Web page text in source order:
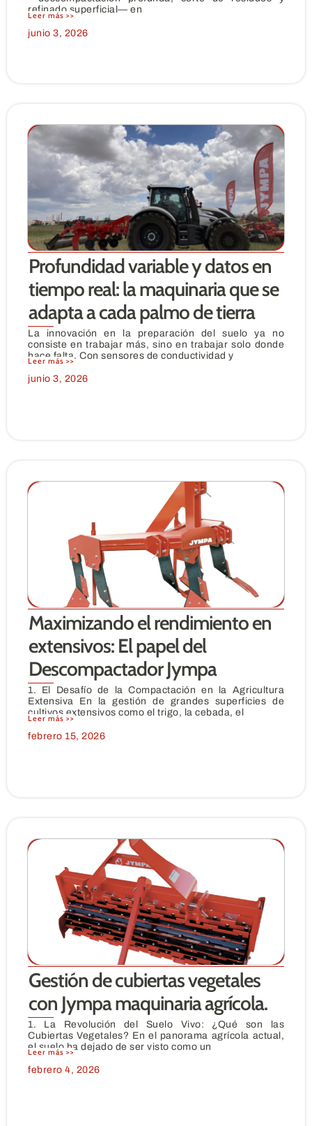
refinado superficial— en
Leer más >>
junio 3, 2026
Profundidad variable y datos en
tiempo real: la maquinaria que se
adapta a cada palmo de tierra
La innovación en la preparación del suelo ya no
consiste en trabajar más, sino en trabajar solo donde
hace falta. Con sensores de conductividad y
Leer más >>
junio 3, 2026
Maximizando el rendimiento en
extensivos: El papel del
Descompactador Jympa
1. El Desafío de la Compactación en la Agricultura
Extensiva En la gestión de grandes superficies de
cultivos extensivos como el trigo, la cebada, el
Leer más >>
febrero 15, 2026
Gestión de cubiertas vegetales
con Jympa maquinaria agrícola.
1. La Revolución del Suelo Vivo: ¿Qué son las
Cubiertas Vegetales? En el panorama agrícola actual,
el suelo ha dejado de ser visto como un
Leer más >>
febrero 4, 2026